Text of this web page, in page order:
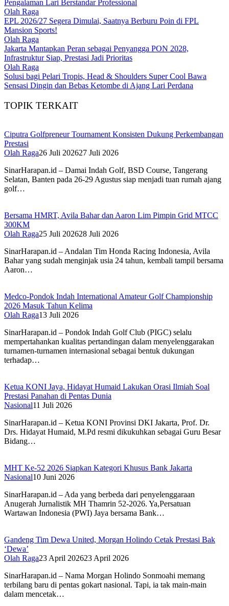
Pengalaman Lari Berstandar Professional
Olah Raga
EPL 2026/27 Segera Dimulai, Saatnya Berburu Poin di FPL
Mansion Sports!
Olah Raga
Jakarta Mantapkan Peran sebagai Penyangga PON 2028,
Infrastruktur Siap, Prestasi Jadi Prioritas
Olah Raga
Solusi bagi Pelari Tropis, Head & Shoulders Super Cool Bawa
Sensasi Dingin dan Bebas Ketombe di Ajang Lari Perdana
TOPIK TERKAIT
Ciputra Golfpreneur Tournament Konsisten Dukung Perkembangan
Prestasi
Olah Raga26 Juli 202627 Juli 2026
SinarHarapan.id – Damai Indah Golf, BSD Course, Tangerang
Selatan, Banten pada 26-29 Agustus siap menjadi tuan rumah ajang
golf…
Bersama HMRT, Avila Bahar dan Aaron Lim Pimpin Grid MTCC
300KM
Olah Raga25 Juli 202628 Juli 2026
SinarHarapan.id – Andalan Tim Honda Racing Indonesia, Avila
Bahar yang sudah menginjak usia 24 tahun, kembali tampil bersama
Aaron…
Medco-Pondok Indah International Amateur Golf Championship
2026 Masuk Tahun Kelima
Olah Raga13 Juli 2026
SinarHarapan.id – Pondok Indah Golf Club (PIGC) selalu
mempertahankan kualitas pertandingan dalam menyelenggarakan
turnamen-turnamen internasional sebagai bentuk dukungan
terhadap…
Ketua KONI Jaya, Hidayat Humaid Lakukan Orasi Ilmiah Soal
Prestasi Panahan di Pentas Dunia
Nasional11 Juli 2026
SinarHarapan.id – Ketua KONI Provinsi DKI Jakarta, Prof. Dr.
Drs. Hidayat Humaid, M.Pd resmi dikukuhkan sebagai Guru Besar
Bidang…
MHT Ke-52 2026 Siapkan Kategori Khusus Bank Jakarta
Nasional10 Juni 2026
SinarHarapan.id – Ada yang berbeda dari penyelenggaraan
Anugerah Jurnalistik MH Thamrin 52-2026. Ya,Persatuan
Wartawan Indonesia (PWI) Jaya bersama Bank…
Gandeng Tim Dewa United, Morgan Holindo Cetak Prestasi Bak
‘Dewa’
Olah Raga23 April 202623 April 2026
SinarHarapan.id – Nama Morgan Holindo Sonmoahi memang
terbilang baru di pentas gokart nasional. Tapi, ia tak main-main
dalam mencetak…